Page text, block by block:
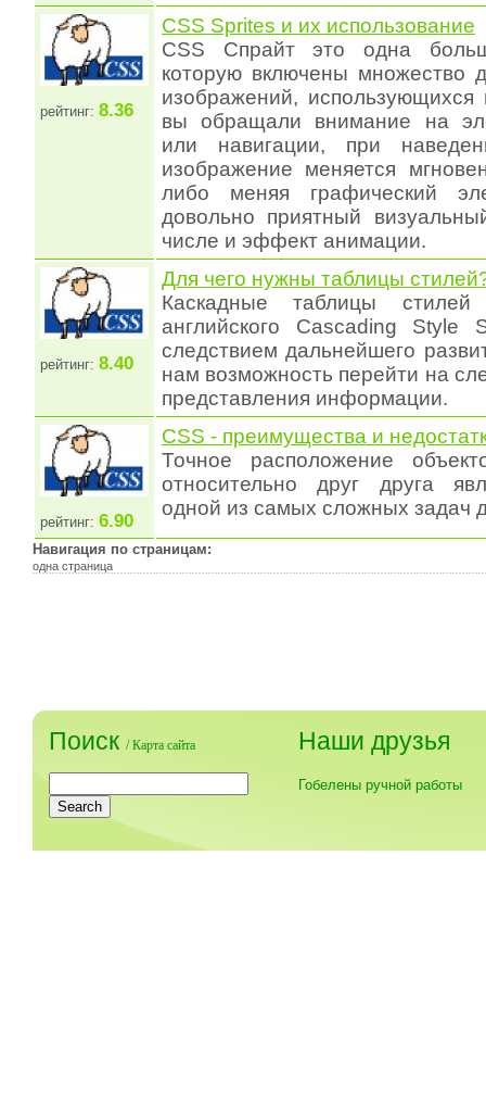
рейтинг: 8.36
CSS Sprites и их использование
CSS Спрайт это одна
которую включены множество
изображений,
вы обращали внимание на
или навигации, при
изображение меняется
либо меняя графический
довольно приятный
числе и эффект анимации.
рейтинг: 8.40
Для чего нужны таблицы
Каскадные таблицы
английского Cascading Style
следствием дальнейшего
нам возможность перейти на
представления информации.
рейтинг: 6.90
CSS - преимущества и
Точное расположение
относительно друг друга
одной из самых сложных задач
Навигация по страницам:
одна страница
Поиск /Карта сайта Наши друзья
Гобелены ручной работы